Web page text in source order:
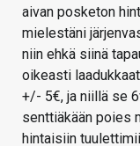
aivan posketon
mielestäni
niin ehkä siinä
oikeasti
+/- 5€, ja niillä se
senttiäkään poies
hintaisiin